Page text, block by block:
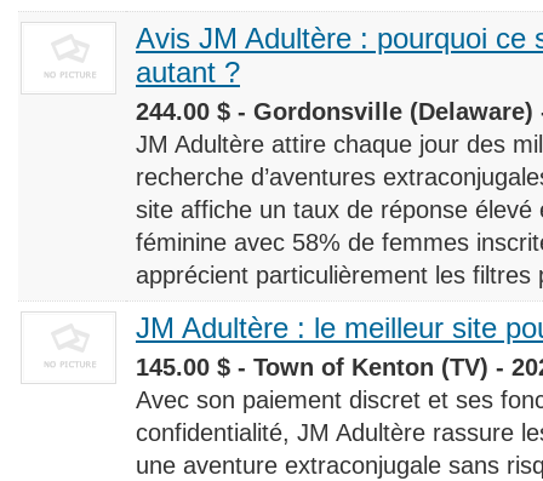
Avis JM Adultère : pourquoi ce
autant ?
244.00 $ - Gordonsville (Delaware)
JM Adultère attire chaque jour des
recherche d’aventures
site affiche un taux de réponse
féminine avec 58% de femmes
apprécient particulièrement les filtres
JM Adultère : le meilleur site
145.00 $ - Town of Kenton (TV) -
Avec son paiement discret et ses
confidentialité, JM Adultère rassure
une aventure extraconjugale sans